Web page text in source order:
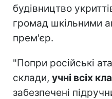
будівництво
громад шкільними
прем'єр.
"Попри російські
склади, учні всіх
забезпечені